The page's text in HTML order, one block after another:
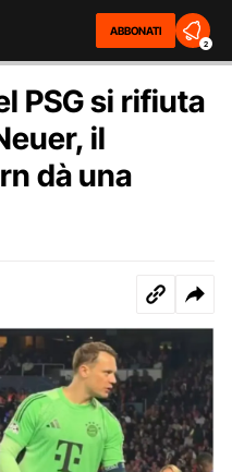
ABBONATI
2
PSG si rifiuta
il
dà una